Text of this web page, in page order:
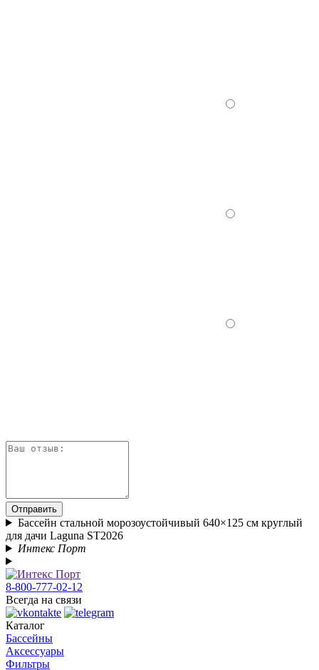
Отправить
Бассейн стальной морозоустойчивый 640×125 см круглый
для дачи Laguna ST2026
Интекс Порт
8-800-777-02-12
Всегда на связи
Каталог
Бассейны
Аксессуары
Фильтры